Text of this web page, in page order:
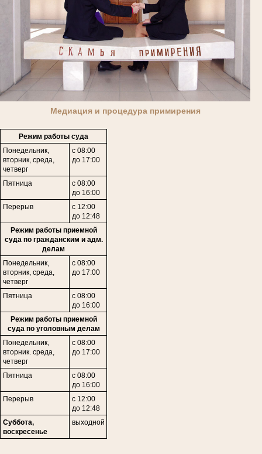
Медиация и процедура примирения
Режим работы суда
Понедельник,
вторник, среда,
четверг
с 08:00
до 17:00
Пятница
с 08:00
до 16:00
Перерыв
с 12:00
до 12:48
Режим работы приемной
суда по гражданским и адм.
делам
Понедельник,
вторник, среда,
четверг
с 08:00
до 17:00
Пятница
с 08:00
до 16:00
Режим работы приемной
суда по уголовным делам
Понедельник,
вторник. среда,
четверг
с 08:00
до 17:00
Пятница
с 08:00
до 16:00
Перерыв
с 12:00
до 12:48
Суббота,
воскресенье
выходной